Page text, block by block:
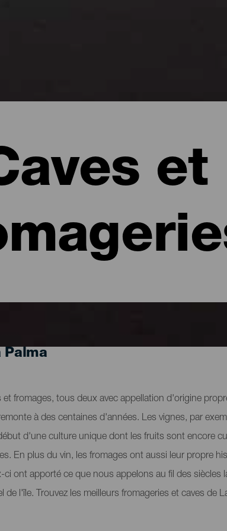
et
Palma
fromages, tous deux avec appellation d'origine
à des centaines d'années. Les vignes, par
d'une culture unique dont les fruits sont encore
En plus du vin, les fromages ont aussi leur propre
ont apporté ce que nous appelons au fil des siècles
l'île. Trouvez les meilleurs fromageries et caves de